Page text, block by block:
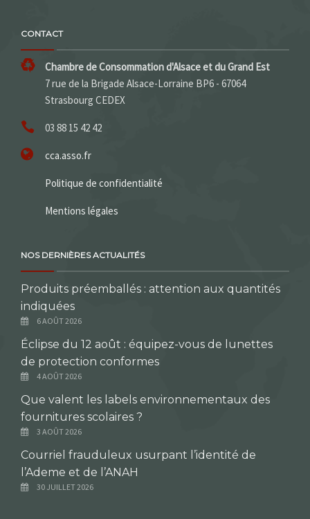
CONTACT
Chambre de Consommation d'Alsace et du Grand Est
7 rue de la Brigade Alsace-Lorraine BP6 - 67064
Strasbourg CEDEX
03 88 15 42 42
cca.asso.fr
Politique de confidentialité
Mentions légales
NOS DERNIÈRES ACTUALITÉS
Produits préemballés : attention aux quantités
indiquées
6 AOÛT 2026
Éclipse du 12 août : équipez-vous de lunettes
de protection conformes
4 AOÛT 2026
Que valent les labels environnementaux des
fournitures scolaires ?
3 AOÛT 2026
Courriel frauduleux usurpant l’identité de
l’Ademe et de l’ANAH
30 JUILLET 2026